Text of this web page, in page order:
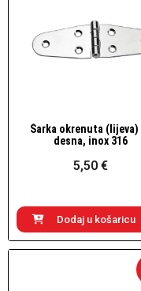
Brzi pogled
Šarka okrenuta
desna, inox 316
5,50 €
Dodaj u košaricu